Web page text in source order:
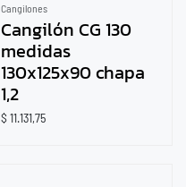
Cangilones
Cangilón CG 130
medidas
130x125x90 chapa
1,2
$11.131,75